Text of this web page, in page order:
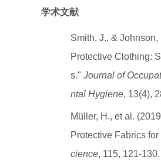
学术文献
Smith, J., &
Protective Clothing:
s." Journal of
ntal Hygiene, 13(4),
Müller, H., et al.
Protective Fabrics
cience, 115, 121-130.